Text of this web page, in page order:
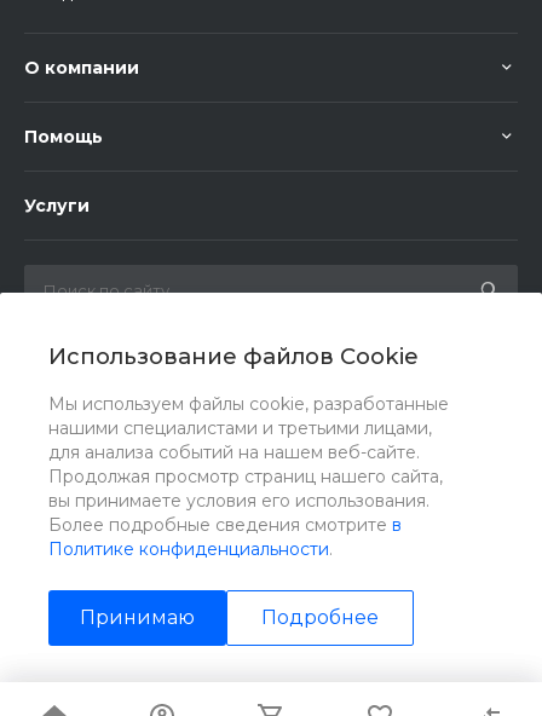
Использование файлов Cookie
Мы используем файлы cookie, разработанные
нашими специалистами и третьими лицами,
для анализа событий на нашем веб-сайте.
Продолжая просмотр страниц нашего сайта,
вы принимаете условия его использования.
Более подробные сведения смотрите в
Политике конфиденциальности.
Принимаю Подробнее
О компании
Помощь
Услуги